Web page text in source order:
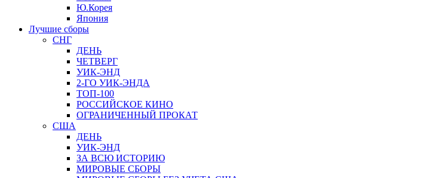
Ю.Корея
Япония
Лучшие сборы
СНГ
ДЕНЬ
ЧЕТВЕРГ
УИК-ЭНД
2-ГО УИК-ЭНДА
ТОП-100
РОССИЙСКОЕ КИНО
ОГРАНИЧЕННЫЙ ПРОКАТ
США
ДЕНЬ
УИК-ЭНД
ЗА ВСЮ ИСТОРИЮ
МИРОВЫЕ СБОРЫ